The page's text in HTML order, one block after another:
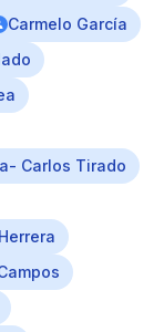
Carmelo García
Carlos Tirado